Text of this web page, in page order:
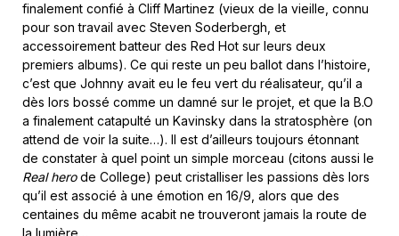
finalement confié à Cliff Martinez (vieux de la vieille, connu
pour son travail avec Steven Soderbergh, et
accessoirement batteur des Red Hot sur leurs deux
premiers albums). Ce qui reste un peu ballot dans l’histoire,
c’est que Johnny avait eu le feu vert du réalisateur, qu’il a
dès lors bossé comme un damné sur le projet, et que la B.O
a finalement catapulté un Kavinsky dans la stratosphère (on
attend de voir la suite…). Il est d’ailleurs toujours étonnant
de constater à quel point un simple morceau (citons aussi le
Real herode College) peut cristalliser les passions dès lors
qu’il est associé à une émotion en 16/9, alors que des
centaines du même acabit ne trouveront jamais la route de
la lumière…